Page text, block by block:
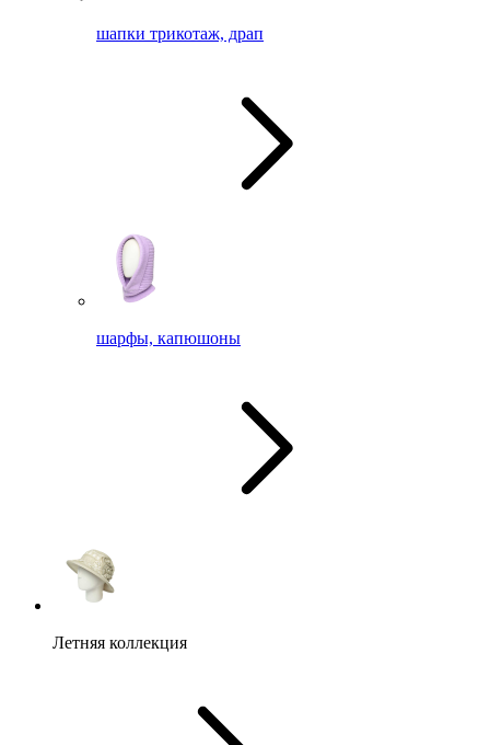
шапки трикотаж, драп
шарфы, капюшоны
Летняя коллекция